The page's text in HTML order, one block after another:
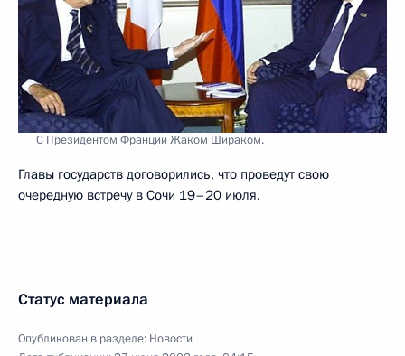
С Президентом Франции Жаком Шираком.
Главы государств договорились, что проведут свою
очередную встречу в Сочи 19–20 июля.
Статус материала
Опубликован в разделе: Новости